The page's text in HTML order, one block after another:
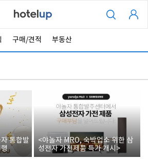
구매/견적 부동산
통합발
<야놀자 MRO, 숙박업소 위한 삼
성전자 가전제품 특가 개시>